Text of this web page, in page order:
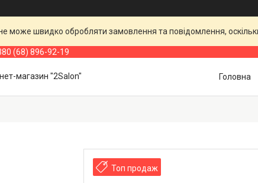
може швидко обробляти замовлення та повідомлення,
(68) 896-92-19
магазин "2Salon" Головна
Топ продаж